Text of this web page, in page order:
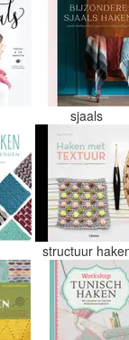
sjaals
structuur